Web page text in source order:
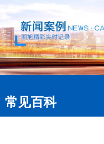
常见百科